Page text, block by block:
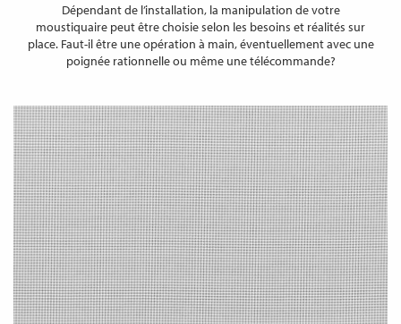
Dépendant de l’installation, la manipulation de votre
moustiquaire peut être choisie selon les besoins et réalités sur
place. Faut-il être une opération à main, éventuellement avec une
poignée rationnelle ou même une télécommande?